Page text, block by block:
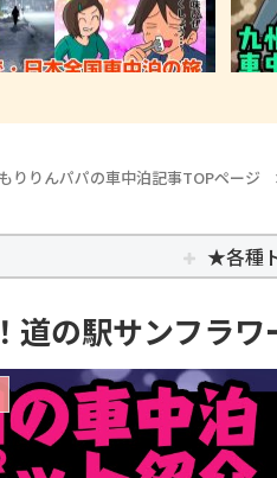
もりりんパパの車中泊記事TOPページ
★各種
道の駅サンフラ